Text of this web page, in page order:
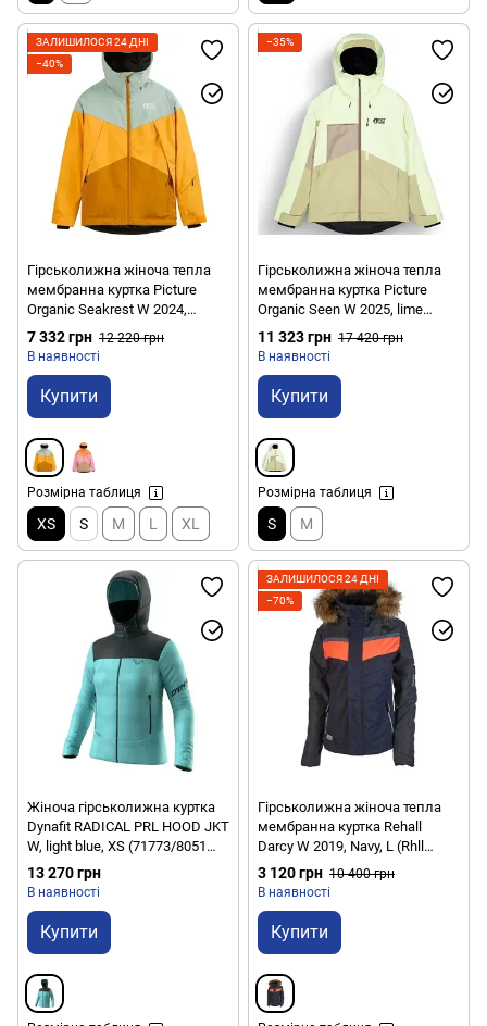
ЗАЛИШИЛОСЯ 24 ДНІ
−40%
Гірськолижна жіноча тепла
мембранна куртка Picture
Organic Seakrest W 2024,
Camel, XS (PO WVT319D-C-XS)
7 332 грн 12 220 грн
В наявності
Купити
Розмірна таблиця
XS S M L XL
−35%
Гірськолижна жіноча тепла
мембранна куртка Picture
Organic Seen W 2025, lime
cream-hemp-roebuck, S
(3663270864672)
11 323 грн 17 420 грн
В наявності
Купити
Розмірна таблиця
S M
Жіноча гірськолижна куртка
Dynafit RADICAL PRL HOOD JKT
W, light blue, XS (71773/8051
XS)
13 270 грн
В наявності
Купити
ЗАЛИШИЛОСЯ 24 ДНІ
−70%
Гірськолижна жіноча тепла
мембранна куртка Rehall
Darcy W 2019, Navy, L (Rhll
50324-L)
3 120 грн 10 400 грн
В наявності
Купити